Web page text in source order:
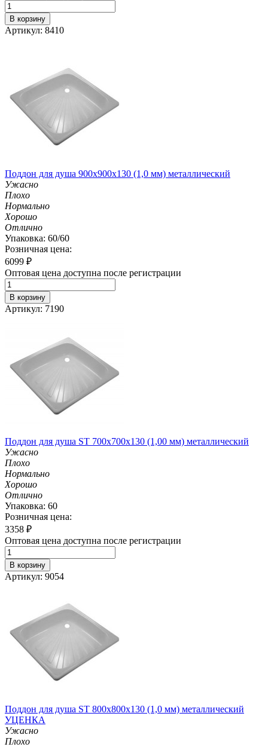
В корзину
Артикул: 8410
Поддон для душа 900х900х130 (1,0 мм) металлический
Ужасно
Плохо
Нормально
Хорошо
Отлично
Упаковка: 60/60
Розничная цена:
6099 ₽
Оптовая цена доступна после регистрации
В корзину
Артикул: 7190
Поддон для душа ST 700х700х130 (1,00 мм) металлический
Ужасно
Плохо
Нормально
Хорошо
Отлично
Упаковка: 60
Розничная цена:
3358 ₽
Оптовая цена доступна после регистрации
В корзину
Артикул: 9054
Поддон для душа ST 800х800х130 (1,0 мм) металлический
УЦЕНКА
Ужасно
Плохо